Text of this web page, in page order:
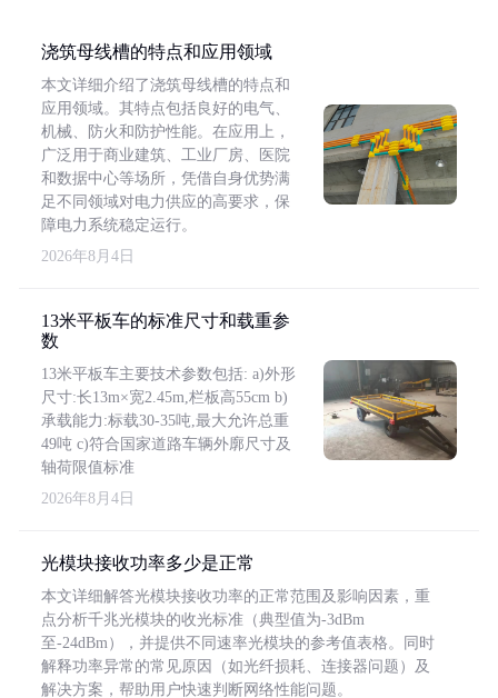
浇筑母线槽的特点和应用领域
本文详细介绍了浇筑母线槽的特点和
应用领域。其特点包括良好的电气、
机械、防火和防护性能。在应用上，
广泛用于商业建筑、工业厂房、医院
和数据中心等场所，凭借自身优势满
足不同领域对电力供应的高要求，保
障电力系统稳定运行。
2026年8月4日
13米平板车的标准尺寸和载重参
数
13米平板车主要技术参数包括: a)外形
尺寸:长13m×宽2.45m,栏板高55cm b)
承载能力:标载30-35吨,最大允许总重
49吨 c)符合国家道路车辆外廓尺寸及
轴荷限值标准
2026年8月4日
光模块接收功率多少是正常
本文详细解答光模块接收功率的正常范围及影响因素，重
点分析千兆光模块的收光标准（典型值为-3dBm
至-24dBm），并提供不同速率光模块的参考值表格。同时
解释功率异常的常见原因（如光纤损耗、连接器问题）及
解决方案，帮助用户快速判断网络性能问题。